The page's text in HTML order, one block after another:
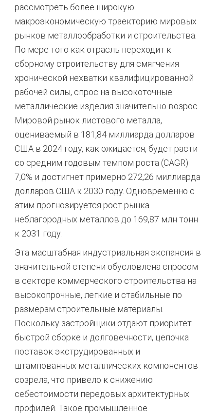
рассмотреть более широкую
макроэкономическую траекторию мировых
рынков металлообработки и строительства.
По мере того как отрасль переходит к
сборному строительству для смягчения
хронической нехватки квалифицированной
рабочей силы, спрос на высокоточные
металлические изделия значительно возрос.
Мировой рынок листового металла,
оцениваемый в 181,84 миллиарда долларов
США в 2024 году, как ожидается, будет расти
со средним годовым темпом роста (CAGR)
7,0% и достигнет примерно 272,26 миллиарда
долларов США к 2030 году. Одновременно с
этим прогнозируется рост рынка
неблагородных металлов до 169,87 млн тонн
к 2031 году.
Эта масштабная индустриальная экспансия в
значительной степени обусловлена спросом
в секторе коммерческого строительства на
высокопрочные, легкие и стабильные по
размерам строительные материалы.
Поскольку застройщики отдают приоритет
быстрой сборке и долговечности, цепочка
поставок экструдированных и
штампованных металлических компонентов
созрела, что привело к снижению
себестоимости передовых архитектурных
профилей. Такое промышленное